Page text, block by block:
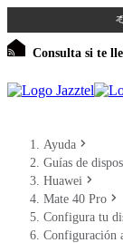
Consulta si te
Ayuda
Guías de
Huawei
Mate 40 Pro
Configura tu
Configuración